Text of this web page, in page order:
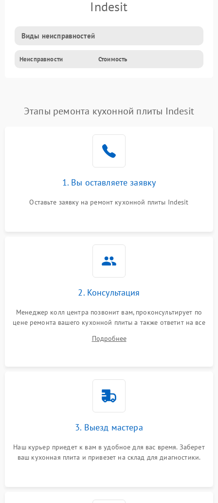
Indesit
Виды неисправностей
Неисправности Стоимость
Этапы ремонта кухонной плиты Indesit
1. Вы оставляете заявку
Оставьте заявку на ремонт кухонной плиты Indesit
2. Консультация
Менеджер колл центра позвонит вам, проконсультирует по
цене ремонта вашего кухонной плиты а также ответит на все
Подробнее
3. Выезд мастера
Наш курьер приедет к вам в удобное для вас время. Заберет
ваш кухонная плита и привезет на склад для диагностики.